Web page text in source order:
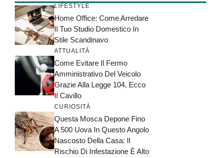
LIFESTYLE
Home Office: Come Arredare
Il Tuo Studio Domestico In
Stile Scandinavo
ATTUALITÀ
Come Evitare Il Fermo
Amministrativo Del Veicolo
Grazie Alla Legge 104, Ecco
Il Cavillo
CURIOSITÀ
Questa Mosca Depone Fino
A 500 Uova In Questo Angolo
Nascosto Della Casa: Il
Rischio Di Infestazione È Alto